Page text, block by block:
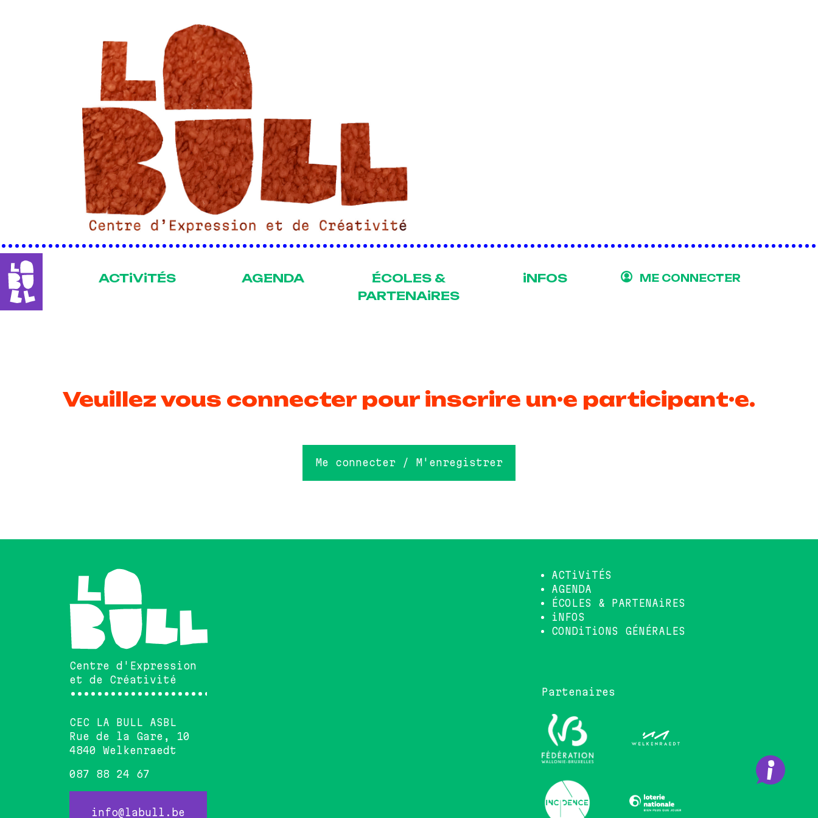
ACTiViTÉS AGENDA
ÉCOLES &
PARTENAiRES
iNFOS ME CONNECTER
Veuillez vous connecter pour inscrire un·e participant·e.
Me connecter / M'enregistrer
Centre d'Expression
et de Créativité
••••••••••••••••••••••••••••••••••••••••••••••••••••••••••••••••••••••••••••••
CEC LA BULL ASBL
Rue de la Gare, 10
4840 Welkenraedt
087 88 24 67
info@labull.be
ACTiViTÉS
AGENDA
ÉCOLES & PARTENAiRES
iNFOS
CONDiTiONS GÉNÉRALES
Partenaires